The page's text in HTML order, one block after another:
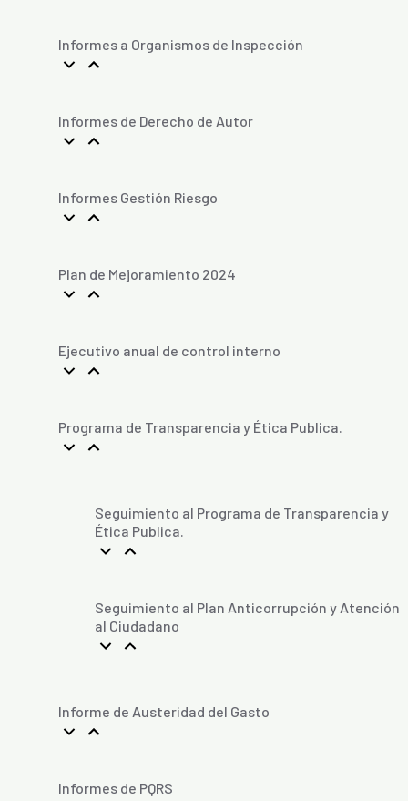
Informes a Organismos de Inspección
Informes de Derecho de Autor
Informes Gestión Riesgo
Plan de Mejoramiento 2024
Ejecutivo anual de control interno
Programa de Transparencia y Ética Publica.
Seguimiento al Programa de Transparencia y
Ética Publica.
Seguimiento al Plan Anticorrupción y Atención
al Ciudadano
Informe de Austeridad del Gasto
Informes de PQRS